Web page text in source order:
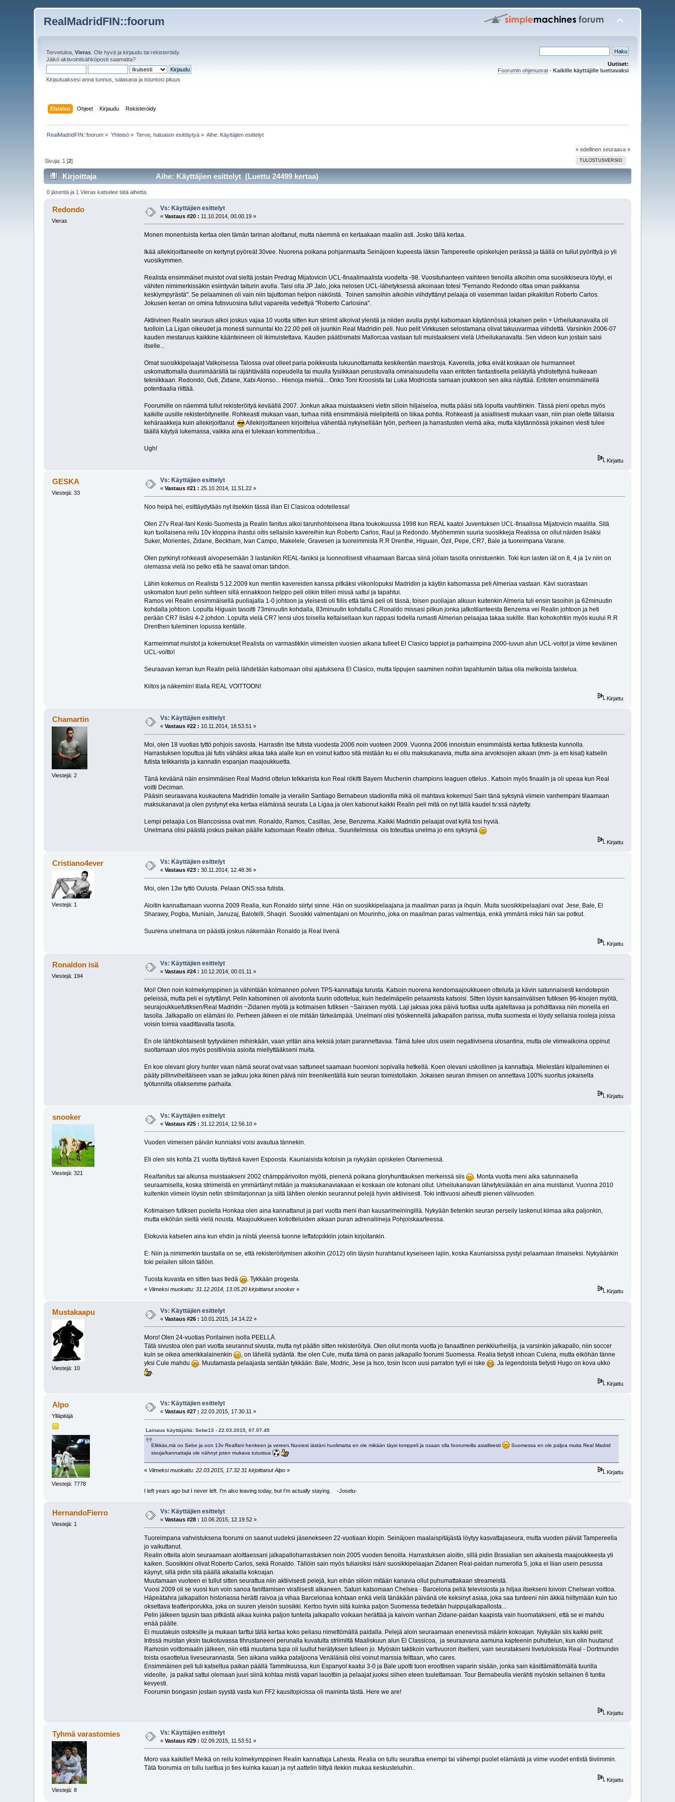
RealMadridFIN::foorum
Tervetuloa,Vieras . Ole hyvä jakirjaudu tairekisteröidy.
Jäiköaktivointisähköposti saamatta?
Kirjautuaksesi anna tunnus, salasana ja istuntosi pituus
Uutiset:
Foorumin ohjenuorat- Kaikille käyttäjille luettavaksi
Etusivu Ohjeet Kirjaudu Rekisteröidy
RealMadridFIN::foorum » Yhteisö» Terve, haluaisin esittäytyä » Aihe: Käyttäjien esittelyt
« edellinen seuraava »
TULOSTUSVERSIO
Sivuja: 1 [2]
Kirjoittaja Aihe: Käyttäjien esittelyt (Luettu 24499 kertaa)
0 jäsentä ja 1 Vieras katselee tätä aihetta.
Redondo
Vieras
Vs: Käyttäjien esittelyt
«Vastaus #20 : 11.10.2014, 00.00.19 »
Monen monentuista kertaa olen tämän tarinan aloittanut, mutta näemmä en kertaakaan maaliin asti. Josko tällä kertaa.
Ikää allekirjoittaneelle on kertynyt pyöreät 30vee. Nuorena poikana pohjanmaalta Seinäjoen kupeesta läksin Tampereelle opiskelujen perässä ja täällä on tullut pyörittyä jo yli
vuosikymmen.
Realista ensimmäiset muistot ovat sieltä jostain Predrag Mijatovicin UCL-finaalimaalista vuodelta -98. Vuosituhanteen vaihteen tienoilla alkoihin oma suosikkiseura löytyi, ei
vähiten nimimerkissäkin esiintyvän taiturin avulla. Taisi olla JP Jalo, joka nelosen UCL-lähetyksessä aikoinaan totesi "Fernando Redondo ottaa oman paikkansa
keskiympyrästä". Se pelaaminen oli vain niin tajuttoman helpon näköistä. Toinen samoihin aikoihin viihdyttänyt pelaaja oli vasemman laidan pikakiituri Roberto Carlos.
Jokusen kerran on omina futisvuosina tullut vapareita vedettyä "Roberto Carlosina".
Aktiivinen Realin seuraus alkoi joskus vajaa 10 vuotta sitten kun striimit alkoivat yleistä ja niiden avulla pystyi katsomaan käytännössä jokaisen pelin + Urheilukanavalla oli
tuolloin La Ligan oikeudet ja monesti sunnuntai klo 22.00 peli oli juurikin Real Madridin peli. Nuo pelit Virkkusen selostamana olivat takuuvarmaa viihdettä. Varsinkin 2006-07
kauden mestaruus kaikkine käänteineen oli ikimuistettava. Kauden päätösmatsi Mallorcaa vastaan tuli muistaakseni vielä Urheilukanavalta. Sen videon kun jostain saisi
itselle...
Omat suosikkipelaajat Valkoisessa Talossa ovat olleet paria poikkeusta lukuunottamatta keskikentän maestroja. Kavereita, jotka eivät koskaan ole hurmanneet
uskomattomalla duunimäärällä tai räjähtävällä nopeudella tai muulla fysiikkaan perustuvalla ominaisuudella vaan eritoten fantastisella peliälyllä yhdistettynä huikeaan
tekniikkaan. Redondo, Guti, Zidane, Xabi Alonso... Hienoja miehiä... Onko Toni Kroosista tai Luka Modricista samaan joukkoon sen aika näyttää. Eritoten ensimmäinellä
potentiaalia riittää.
Foorumille on näemmä tullut rekisteröityä keväällä 2007. Jonkun aikaa muistaakseni vietin silloin hiljaiseloa, mutta pääsi sitä lopulta vauhtiinkin. Tässä pieni opetus myös
kaikille uusille rekisteröityneille. Rohkeasti mukaan vaan, turhaa niitä ensimmäisiä mielipiteitä on liikaa pohtia. Rohkeasti ja asiallisesti mukaan vaan, niin pian olette tällaisia
kehäraakkeja kuin allekirjoittanut
Allekirjoittaneen kirjoittelua vähentää nykyisellään työn, perheen ja harrastusten viemä aika, mutta käytännössä jokainen viesti tulee
täällä käytyä lukemassa, vaikka aina ei tulekaan kommentoitua...
Ugh!
Kirjattu
GESKA
Viestejä: 33
Vs: Käyttäjien esittelyt
«Vastaus #21 : 25.10.2014, 11.51.22 »
Noo heipä hei, esittäydytääs nyt itsekkin tässä illan El Clasicoa odotellessa!
Olen 27v Real-fani Keski-Suomesta ja Realin fanitus alkoi tarunhohtoisena iltana toukokuussa 1998 kun REAL kaatoi Juventuksen UCL-finaalissa Mijatovicin maalilla. Sitä
kun tuollaisena reilu 10v kloppina ihastui oitis sellaisiin kavereihin kun Roberto Carlos, Raul ja Redondo. Myöhemmin suuria suosikkeja Realissa on ollut näiden lisäksi
Suker, Morientes, Zidane, Beckham, Ivan Campo, Makelele, Gravesen ja tuoreimmista R.R Drenthe, Higuain, Özil, Pepe, CR7, Bale ja tuoreimpana Varane.
Olen pyrkinyt rohkeasti aivopesemään 3 lastanikin REAL-faniksi ja luonnollisesti vihaamaan Barcaa siinä jollain tasolla onnistuenkin. Toki kun lasten iät on 8, 4 ja 1v niin on
olemassa vielä iso pelko että he saavat oman tahdon.
Lähin kokemus on Realista 5.12.2009 kun mentiin kavereiden kanssa pitkäksi viikonlopuksi Madridiin ja käytiin katsomassa peli Almeriaa vastaan. Kävi suorastaan
uskomaton tuuri pelin suhteen sillä ennakkoon helppo peli olikin trilleri missä sattui ja tapahtui.
Ramos vei Realin ensimmäisellä puoliajalla 1-0 johtoon ja yleisesti oli fiilis että tämä peli oli tässä, toisen puoliajan alkuun kuitenkin Almeria tuli ensin tasoihin ja 62minuutin
kohdalla johtoon. Lopulta Higuain tasoitti 73minuutin kohdalla, 83minuutin kohdalla C.Ronaldo missasi pilkun jonka jatkotilanteesta Benzema vei Realin johtoon ja heti
perään CR7 lisäsi 4-2 johdon. Lopulta vielä CR7 lensi ulos toisella keltaisellaan kun rappasi todella rumasti Almerian pelaajaa takaa sukille. Illan kohokohtiin myös kuului R.R
Drenthen tuleminen lopussa kentälle.
Karmeimmat muistot ja kokemukset Realista on varmastikkin viimeisten vuosien aikana tulleet El Clasico tappiot ja parhaimpina 2000-luvun alun UCL-voitot ja viime keväinen
UCL-voitto!
Seuraavan kerran kun Realin peliä lähdetään katsomaan olisi ajatuksena El Clasico, mutta lippujen saaminen noihin tapahtumiin taitaa olla melkoista taistelua.
Kiitos ja näkemiin! Illalla REAL VOITTOON!
Kirjattu
Chamartin
Viestejä: 2
Vs: Käyttäjien esittelyt
«Vastaus #22 : 10.11.2014, 18.53.51 »
Moi, olen 18 vuotias tyttö pohjois savosta. Harrastin itse futista vuodesta 2006 noin vuoteen 2009. Vuonna 2006 innoistuin ensimmäistä kertaa futiksesta kunnolla.
Harrastuksen loputtua jäi futis vähäksi aikaa taka alalle kun en voinut kattoo sitä mistään ku ei ollu maksukanavia, mutta aina arvokisojen aikaan (mm- ja em kisat) katselin
futista telkkarista ja kannatin espanjan maajoukkuetta.
Tänä keväänä näin ensimmäisen Real Madrid ottelun telkkarista kun Real rökitti Bayern Muchenin champions leaguen ottelus.. Katsoin myös finaalin ja oli upeaa kun Real
voitti Deciman.
Pääsin seuraavana kuukautena Madridiin lomalle ja vierailin Santiago Bernabeun stadionilla mikä oli mahtava kokemus! Sain tänä syksynä viimein vanhempani tilaamaan
maksukanavat ja olen pystynyt eka kertaa elämässä seurata La Ligaa ja olen katsonut kaikki Realin peli mitä on nyt tällä kaudel tv:ssä näytetty.
Lempi pelaajia Los Blancosissa ovat mm. Ronaldo, Ramos, Casillas, Jese, Benzema..Kaikki Madridin pelaajat ovat kyllä tosi hyviä.
Unelmana olisi päästä joskus paikan päälle katsomaan Realin ottelua.. Suunitelmissa ois toteuttaa unelma jo ens syksynä
Kirjattu
Cristiano4ever
Viestejä: 1
Vs: Käyttäjien esittelyt
«Vastaus #23 : 30.11.2014, 12.48.36 »
Moi, olen 13w tyttö Oulusta. Pelaan ONS:ssa futista.
Aloitin kannattamaan vuonna 2009 Realia, kun Ronaldo siirtyi sinne. Hän on suosikkipelaajana ja maailman paras ja ihquin. Muita suosikkipelaajiani ovat Jese, Bale, El
Sharawy, Pogba, Muniain, Januzaj, Balotelli, Shaqiri. Suosikki valmentajani on Mourinho, joka on maailman paras valmentaja, enkä ymmärrä miksi hän sai potkut.
Suurena unelmana on päästä joskus näkemään Ronaldo ja Real livenä
Kirjattu
Ronaldon isä
Viestejä: 194
Vs: Käyttäjien esittelyt
«Vastaus #24 : 10.12.2014, 00.01.11 »
Moi! Olen noin kolmekymppinen ja vähintään kolmannen polven TPS-kannattaja turusta. Katsoin nuorena kendomaajoukkueen otteluita ja kävin satunnaisesti kendotepsin
peleissä, mutta peli ei sytyttänyt. Pelin katsominen oli aivotonta tuurin odottelua; kuin hedelmäpelin pelaamista katsoisi. Sitten löysin kansainvälisen futiksen 96-kisojen myötä,
seurajoukkuefutiksen/Real Madridin ~Zidanen myötä ja kotimaisen futiksen ~Sairasen myötä. Laji jaksaa joka päivä tuottaa uutta ajateltavaa ja pohdittavaa niin monella eri
tasolla. Jalkapallo on elämäni ilo. Perheen jälkeen ei ole mitään tärkeämpää. Unelmani olisi työskennellä jalkapallon parissa, mutta suomesta ei löydy sellaisia rooleja joissa
voisin toimia vaadittavalla tasolla.
En ole lähtökohtaisesti tyytyväinen mihinkään, vaan yritän aina keksiä jotain parannettavaa. Tämä tulee ulos usein negatiivisena ulosantina, mutta ole viimeaikoina oppinut
suoltamaan ulos myös positiivisia asioita miellyttääkseni muita.
En koe olevani glory hunter vaan nämä seurat ovat vaan sattuneet saamaan huomioni sopivalla hetkellä. Koen olevani uskollinen ja kannattaja. Mielestäni kilpaileminen ei
pääty pillinviheltäiseen vaan se jatkuu joka ikinen päivä niin treenikentällä kuin seuran toimistollakin. Jokaisen seuran ihmisen on annettava 100% suoritus jokaiselta
työtunnilta ollaksemme parhaita.
Kirjattu
snooker
Viestejä: 321
Vs: Käyttäjien esittelyt
«Vastaus #25 : 31.12.2014, 12.56.10 »
Vuoden viimeisen päivän kunniaksi voisi avautua tännekin.
Eli olen siis kohta 21 vuotta täyttävä kaveri Espoosta. Kauniaisista kotoisin ja nykyään opiskelen Otaniemessä.
Realfanitus sai alkunsa muistaakseni 2002 chämppärivoiton myötä, pienenä poikana gloryhunttauksen merkeissä siis
. Monta vuotta meni aika satunnaisella
seuraamisella, koska striimeistä en ymmärtänyt mitään ja maksukanaviakaan ei koskaan ole kotonani ollut. Urheilukanavan lähetyksiäkään en aina muistanut. Vuonna 2010
kuitenkin viimein löysin netin striimitarjonnan ja siitä lähtien olenkin seurannut pelejä hyvin aktiivisesti. Toki inttivuosi aiheutti pienen välivuoden.
Kotimaisen futiksen puolelta Honkaa olen aina kannattanut ja pari vuotta meni ihan kausarimeiningillä. Nykyään tietenkin seuran perseily laskenut kiimaa aika paljonkin,
mutta eiköhän sieltä vielä nousta. Maajoukkueen kotiotteluiden aikaan puran adrenaliineja Pohjoiskaarteessa.
Elokuvia katselen aina kun ehdin ja niistä yleensä tuonne leffatopikkiin jotain kirjoitankin.
E: Niin ja nimimerkin taustalla on se, että rekisteröitymisen aikoihin (2012) olin täysin hurahtanut kyseiseen lajiin, koska Kauniaisissa pystyi pelaamaan ilmaiseksi. Nykyäänkin
toki pelailen silloin tällöin.
Tuosta kuvasta en sitten taas tiedä . Tykkään progesta.
« Viimeksi muokattu: 31.12.2014, 13.05.20 kirjoittanut snooker» Kirjattu
Mustakaapu
Viestejä: 10
Vs: Käyttäjien esittelyt
«Vastaus #26 : 10.01.2015, 14.14.22 »
Moro! Olen 24-vuotias Porilainen isolla PEELLÄ.
Tätä sivustoa olen pari vuotta seurannut sivusta, mutta nyt päätin sitten rekisteröityä. Olen ollut monta vuotta jo fanaattinen penkkiurheilija, ja varsinkin jalkapallo, niin soccer
kuin se oikea amerikkalainenkin
, on lähellä sydäntä. Itse olen Cule, mutta tämä on paras jalkapallo foorumi Suomessa. Realia tietysti inhoan Culena, mutta eiköhän tänne
yksi Cule mahdu
. Muutamasta pelaajasta sentään tykkään: Bale, Modric, Jese ja Isco, tosin Iscon uusi parraton tyyli ei iske
. Ja legendoista tietysti Hugo on kova ukko
.
Kirjattu
Alpo
Ylläpitäjä
Viestejä: 7778
Vs: Käyttäjien esittelyt
«Vastaus #27 : 22.03.2015, 17.30.11 »
Lainaus käyttäjältä: Sebe13 - 22.03.2015, 07.07.45
Elikkäs,mä oo Sebe ja oon 13v Realfani henkeen ja vereen.Nuorest iästäni huolimatta en ole mikään täysi tomppeli ja osaan olla foorumeilla asiallisesti
Suomessa en ole paljoa muita Real Madrid
sivuja/kannattajia ole nähnyt joten mukava tutustua
« Viimeksi muokattu: 22.03.2015, 17.32.31 kirjoittanut Alpo» Kirjattu
I left years ago but I never left. I'm also leaving today, but I'm actually staying. -Joselu-
HernandoFierro
Viestejä: 1
Vs: Käyttäjien esittelyt
«Vastaus #28 : 10.06.2015, 12.19.52 »
Tuoreimpana vahvistuksena foorumi on saanut uudeksi jäsenekseen 22-vuotiaan klopin. Seinäjoen maalaispitäjästä löytyy kasvattajaseura, mutta vuoden päivät Tampereella
jo vaikuttanut.
Realin otteita aloin seuraamaan aloittaessani jalkapalloharrastuksen noin 2005 vuoden tienoilla. Harrastuksen aloitin, sillä pidin Brasialian sen aikaisesta maajoukkeesta yli
kaiken. Suosikkini olivat Roberto Carlos, sekä Ronaldo. Tällöin sain myös tuliaisiksi isäni suosikkipelaajan Zidanen Real-paidan numerolla 5, joka ei liian usein pesussa
käynyt, sillä pidin sitä päällä aikalailla kokoajan.
Muutamaan vuoteen ei tullut sitten seurattua niin aktiivisesti pelejä, kun eihän silloin mitään kanavia ollut puhumattakaan streameistä.
Vuosi 2009 oli se vuosi kun voin sanoa fanittamisen virallisesti alkaneen. Satuin katsomaan Chelsea - Barcelona peliä televisiosta ja hiljaa itsekseni toivoin Chelsean voittoa.
Häpeätahra jalkapallon historiassa herätti raivoa ja vihaa Barcelonaa kohtaan enkä vielä tänäkään päivänä ole keksinyt asiaa, joka saa tunteeni niin äkkiä hiiltymään kuin tuo
oksettava teatteriporukka, joka on suuren yleisön suosikki. Kertoo hyvin siitä kuinka paljon Suomessa tiedetään huippujalkapallosta...
Pelin jälkeen tajusin taas pitkästä aikaa kuinka paljon tunteita jalkapallo voikaan herättää ja kaivoin vanhan Zidane-paidan kaapista vain huomatakseni, että se ei mahdu
enää päälle.
Ei muutakuin ostoksille ja mukaan tarttui tällä kertaa koko peliasu nimettömällä paidalla. Pelejä aloin seuraamaan enenevissä määrin kokoajan. Nykyään siis kaikki pelit.
Intissä muistan yksin taukotuvassa tihrustaneeni perunalla kuvatulta striimiltä Maaliskuun alun El Classicoa, ja seuraavana aamuna kapteenin puhuttelun, kun olin huutanut
Ramosin voittomaalin jälkeen, niin että muutama tupa oli luullut herätyksen tulleen jo. Myöskin taktikoin vartivuoron itselleni, vain seuratakseni livetuloksista Real - Dortmundin
toista osaottelua liveseurannasta. Sen aikana vaikka pataljoona Venäläisiä olisi voinut marssia telttaan, who cares.
Ensimmäinen peli tuli katseltua paikan päällä Tammikuussa, kun Espanyol kaatui 3-0 ja Bale upotti tuon eroottisen vaparin sisään, jonka sain käsittämättömällä tuurilla
videolle, ja paikat sattui olemaan juuri siinä kohtaa mistä vapari lauottiin ja pelaajat juoksi siihen eteen tuulettamaan. Tour Bernabeulla vierähti myöskin sellainen 6 tuntia
kevyesti.
Foorumin bongasin jostain syystä vasta kun FF2 kausitopicissa oli maininta tästä. Here we are!
Kirjattu
Tyhmä varastomies
Viestejä: 8
Vs: Käyttäjien esittelyt
«Vastaus #29 : 02.09.2015, 11.53.51 »
Moro vaa kaikille!! Meikä on reilu kolmekymppinen Realin kannattaja Lahesta. Realia on tullu seurattua enempi tai vähempi puolet elämästä ja viime vuodet entistä tiiviimmin.
Tätä foorumia on tullu luettua jo ties kuinka kauan ja nyt aattelin liittyä itekkin mukaa keskusteluihin..
Kirjattu